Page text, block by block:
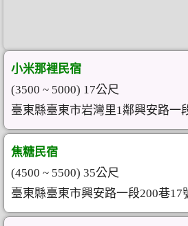
小米那裡民宿
(3500 ~ 5000) 17公尺
臺東縣臺東市岩灣里1鄰興安路一
焦糖民宿
(4500 ~ 5500) 35公尺
臺東縣臺東市興安路一段200巷17